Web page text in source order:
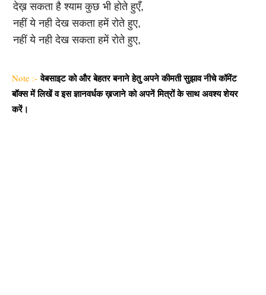
देख़ सकता है श्याम कुछ भी होते हुएँ,
नहीं ये नही देख सकता हमें रोते हुए,
नहीं ये नही देख सकता हमें रोते हुए,
Note :-वेबसाइट को और बेहतर बनाने हेतु अपने कीमती सुझाव नीचे कॉमेंट
बॉक्स में लिखें व इस ज्ञानवर्धक ख़जाने को अपनें मित्रों के साथ अवश्य शेयर
करें।